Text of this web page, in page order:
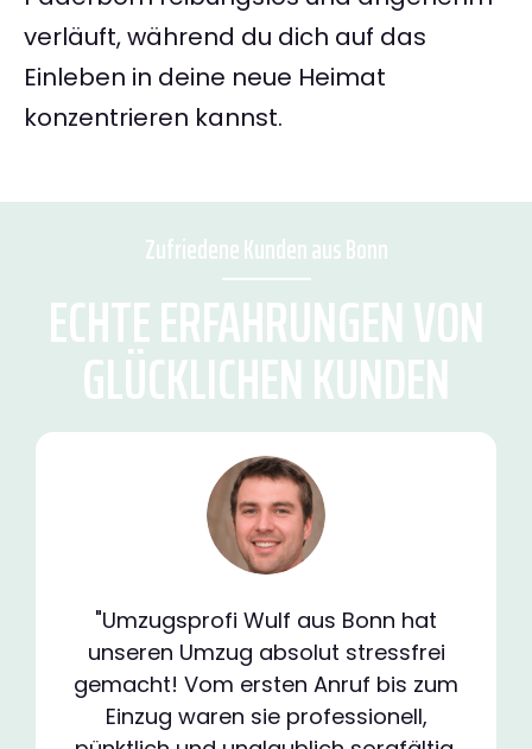
verläuft, während du dich auf das
Einleben in deine neue Heimat
konzentrieren kannst.
Zufriedene Kunden aus Bonn
ECHTE ERFAHRUNGEN VON
GLÜCKLICHEN KUNDEN
"Umzugsprofi Wulf aus Bonn hat
unseren Umzug absolut stressfrei
gemacht! Vom ersten Anruf bis zum
Einzug waren sie professionell,